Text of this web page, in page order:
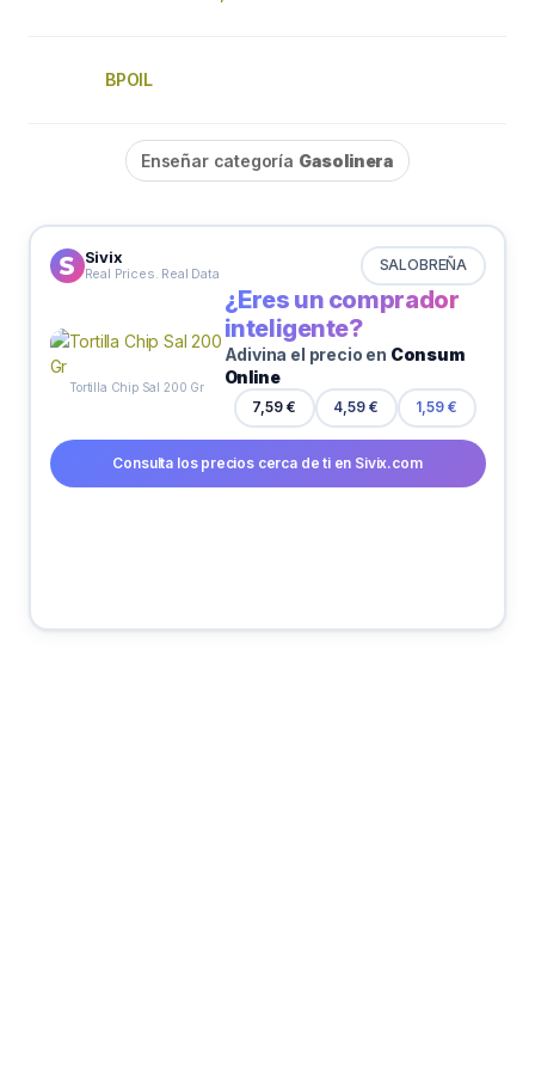
BPOIL
Enseñar categoría Gasolinera
Sivix
Real Prices. Real Data SALOBREÑA
Tortilla Chip Sal 200 Gr
¿Eres un comprador
inteligente?
Adivina el precio en Consum
Online
7,59 € 4,59 € 1,59 €
Consulta los precios cerca de ti en Sivix.com